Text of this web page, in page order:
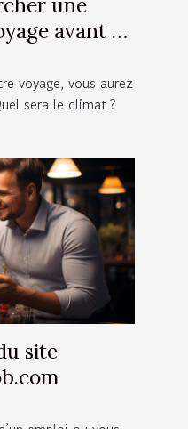
avant de
voyage, vous aurez
sera le climat ?
site